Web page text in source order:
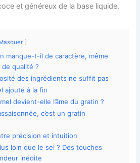
et généreux de la base liquide.
manque-t-il de caractère, même
qualité ?
des ingrédients ne suffit pas
ajouté à la fin
devient-elle l’âme du gratin ?
c’est un gratin
précision et intuition
loin que le sel ? Des touches
inédite